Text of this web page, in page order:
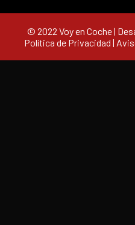
© 2022 Voy en Coche |
Política de Privacidad |